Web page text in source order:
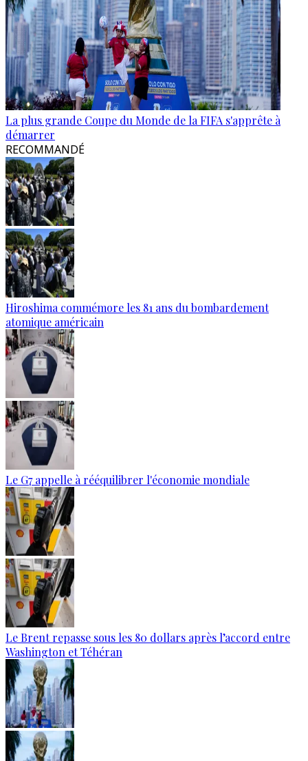
La plus grande Coupe du Monde de la FIFA s'apprête à
démarrer
RECOMMANDÉ
Hiroshima commémore les 81 ans du bombardement
atomique américain
Le G7 appelle à rééquilibrer l'économie mondiale
Le Brent repasse sous les 80 dollars après l’accord entre
Washington et Téhéran